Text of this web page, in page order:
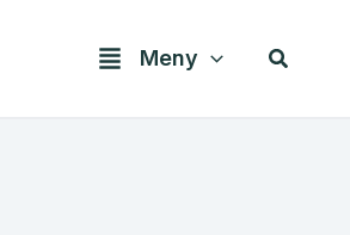
Meny Søk